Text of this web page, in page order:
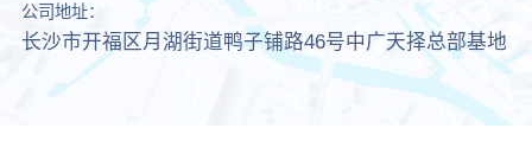
公司地址：
长沙市开福区月湖街道鸭子铺路46号中广天择总部基地